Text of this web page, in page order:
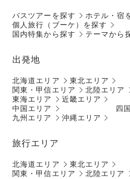
バスツアーを探す
個人旅行（ブーケ）を探す
ホテル・宿
国内特集から探す テーマから
出発地
北海道エリア
東北エリア
関東・甲信エリア
北陸エリア
東海エリア
近畿エリア
中国エリア
四
九州エリア
沖縄エリア
旅行エリア
北海道エリア
東北エリア
関東・甲信エリア
北陸エリア